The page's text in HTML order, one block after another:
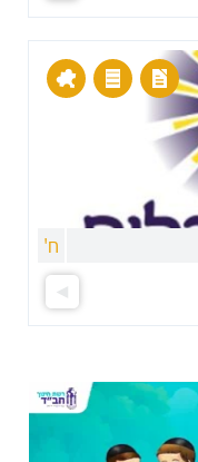
ח'